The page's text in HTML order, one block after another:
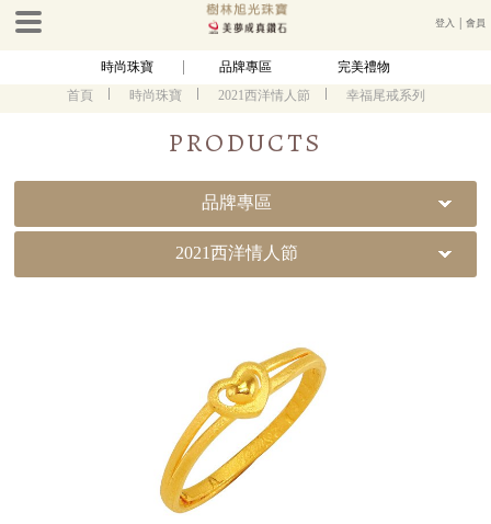
登入 │會員
時尚珠寶 品牌專區
完美禮物
首頁
時尚珠寶 2021西洋情人節 幸福尾戒系列
PRODUCTS
品牌專區
2021西洋情人節